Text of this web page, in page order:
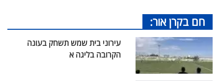
חם בקרן אור:
עירוני בית שמש תשחק בעונה
הקרובה בליגה א